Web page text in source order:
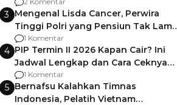
Pemalang
3 Mengenal Lisda Cancer, Perwira
Tinggi Polri yang Pensiun Tak Lama
Usai Jadi Brigjen
1 Komentar
4 PIP Termin II 2026 Kapan Cair? Ini
Jadwal Lengkap dan Cara Ceknya
agar Dana Tidak Hangus!
1 Komentar
5 Bernafsu Kalahkan Timnas
Indonesia, Pelatih Vietnam